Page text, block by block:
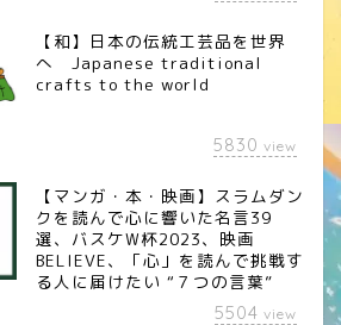
【和】日本の伝統工芸品を世界
へ Japanese traditional
crafts to the world
5830 view
【マンガ・本・映画】スラムダン
クを読んで心に響いた名言39
選、バスケW杯2023、映画
BELIEVE、「心」を読んで挑戦す
る人に届けたい “７つの言葉”
5504 view